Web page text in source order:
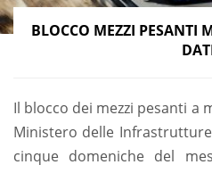
BLOCCO MEZZI PESANTI
Il blocco dei mezzi pesanti a
Ministero delle
cinque domeniche del